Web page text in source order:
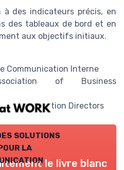
des indicateurs précis, en
des tableaux de bord et en
aux objectifs initiaux.
Communication Interne
of Business
Communication Directors
solutions
la
le livre blanc